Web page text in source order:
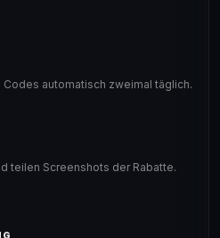
automatisch zweimal täglich.
teilen Screenshots der Rabatte.